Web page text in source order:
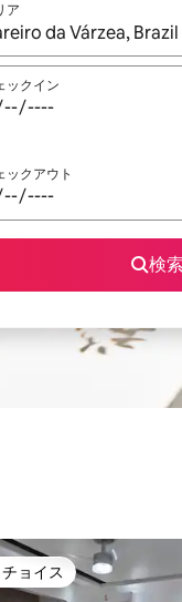
ア
結果が表示されたら、
ックイン
ックアウト
検索
ストチョイスです。
ョイス